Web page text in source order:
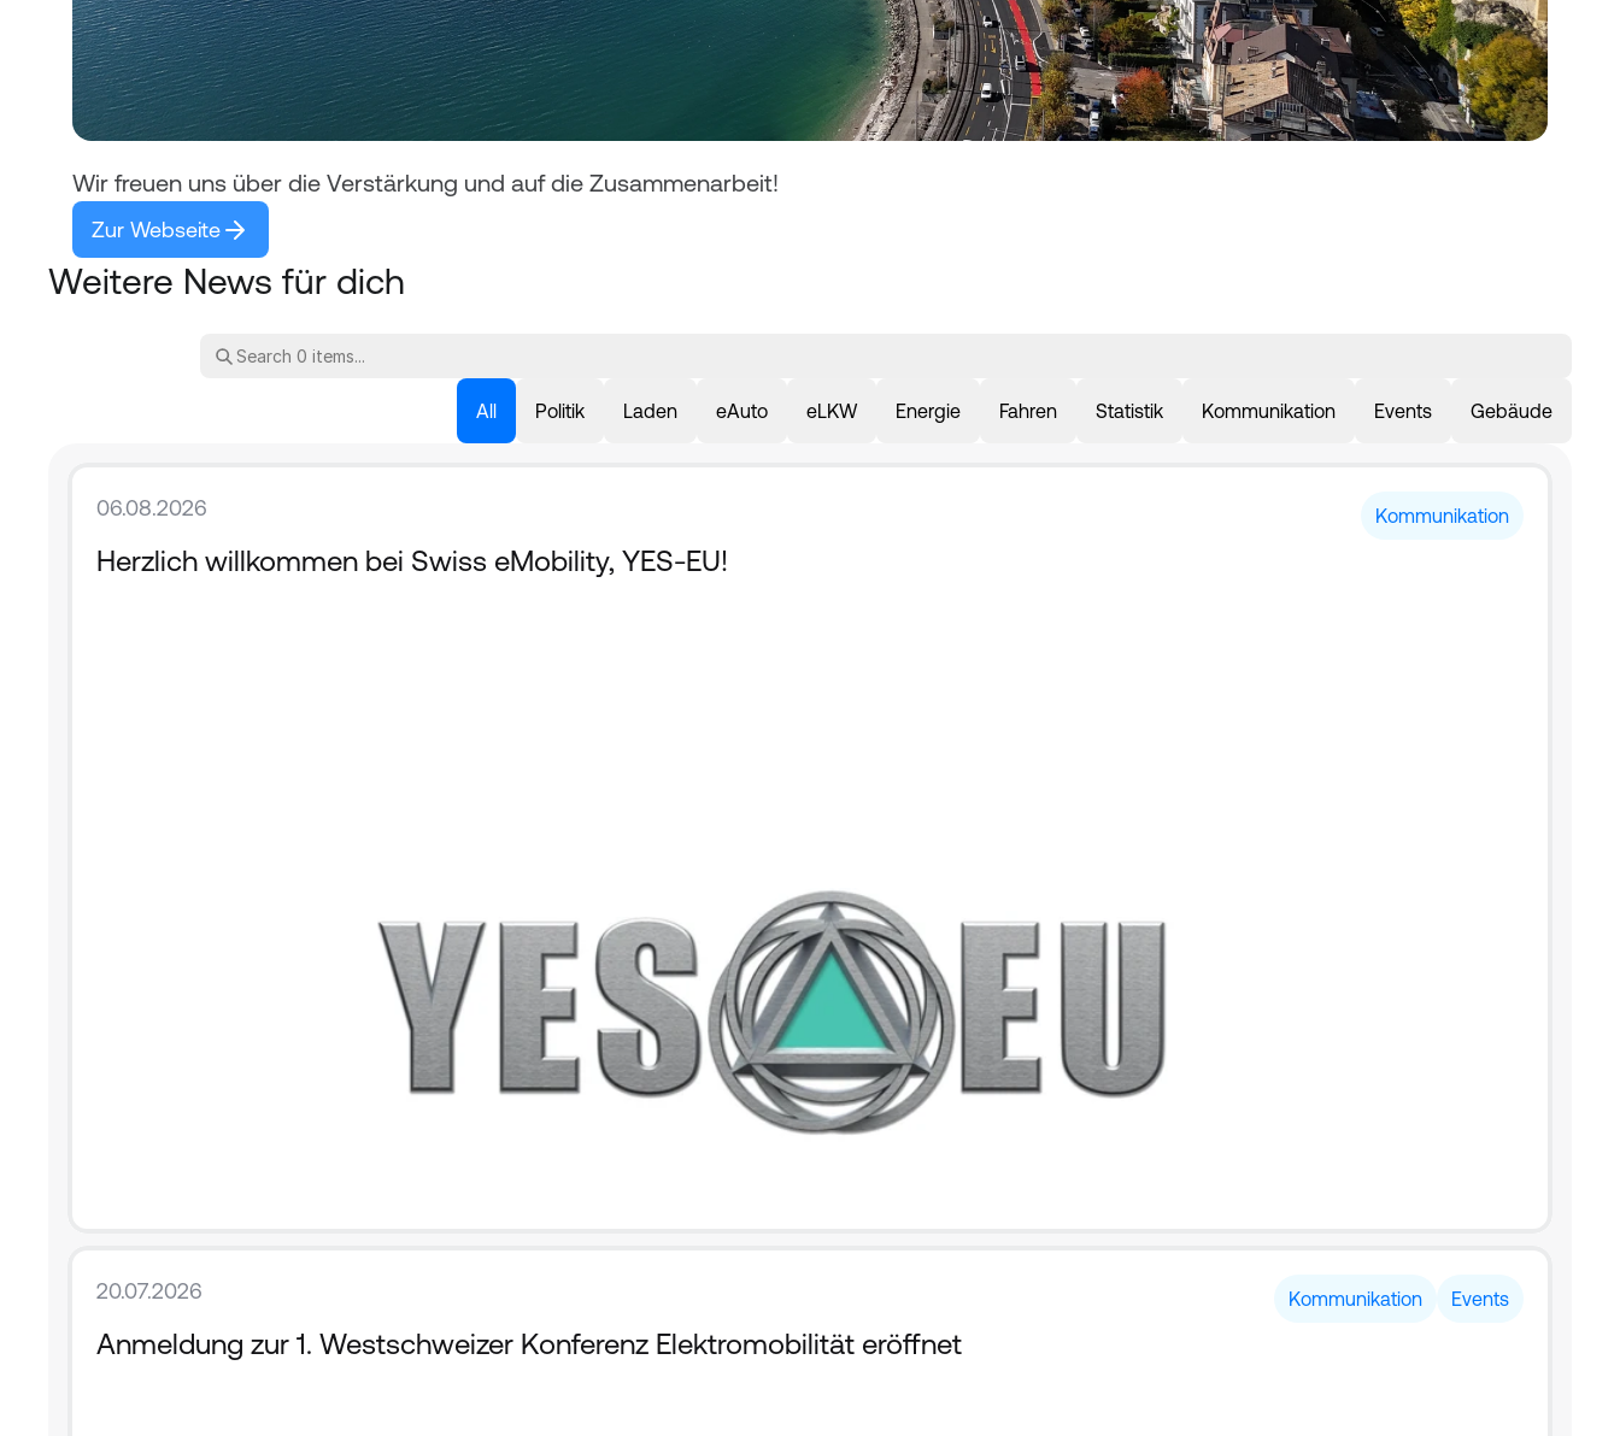
Wir freuen uns über die Verstärkung und auf die Zusammenarbeit!
Zur Webseite
Weitere News für dich
All Politik Laden eAuto eLKW Energie Fahren Statistik Kommunikation Events Gebäude
06.08.2026 Kommunikation
Herzlich willkommen bei Swiss eMobility, YES-EU!
20.07.2026 Kommunikation Events
Anmeldung zur 1. Westschweizer Konferenz Elektromobilität eröffnet